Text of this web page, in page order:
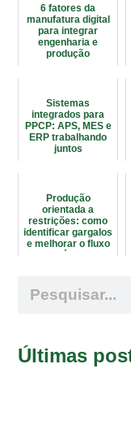
6 fatores da
manufatura digital
para integrar
engenharia e
produção
Sistemas
integrados para
PPCP: APS, MES e
ERP trabalhando
juntos
Produção
orientada a
restrições: como
identificar gargalos
e melhorar o fluxo
Últimas